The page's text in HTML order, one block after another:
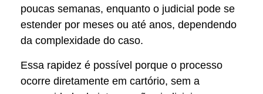
poucas semanas, enquanto o judicial pode se
estender por meses ou até anos, dependendo
da complexidade do caso.
Essa rapidez é possível porque o processo
ocorre diretamente em cartório, sem a